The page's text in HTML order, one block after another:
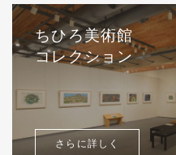
ちひろ美術館
コレクション
さらに詳しく